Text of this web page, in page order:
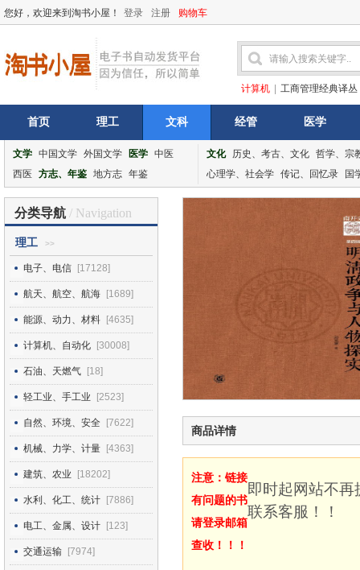
您好，欢迎来到淘书小屋！ 登录 注册 购物车
计算机 工商管理经典译丛
首页 理工 文科 经管 医学
文学 中国文学 外国文学 医学 中医
西医
方志、年鉴 地方志 年鉴
文化 历史、考古、文化 哲学、宗
心理学、社会学 传记、回忆录 国
分类导航 / Navigation
理工 >>
电子、电信 [17128]
航天、航空、航海 [1689]
能源、动力、材料 [4635]
计算机、自动化 [30008]
石油、天燃气 [18]
轻工业、手工业 [2523]
自然、环境、安全 [7622]
机械、力学、计量 [4363]
建筑、农业 [18202]
水利、化工、统计 [7886]
电工、金属、设计 [123]
交通运输 [7974]
商品详情
注意：链接
有问题的书
请登录邮箱
查收！！！
即时起网站不
联系客服！！